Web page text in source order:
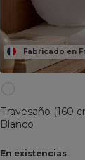
Fabricado en
Travesaño (160
Blanco
En existencias